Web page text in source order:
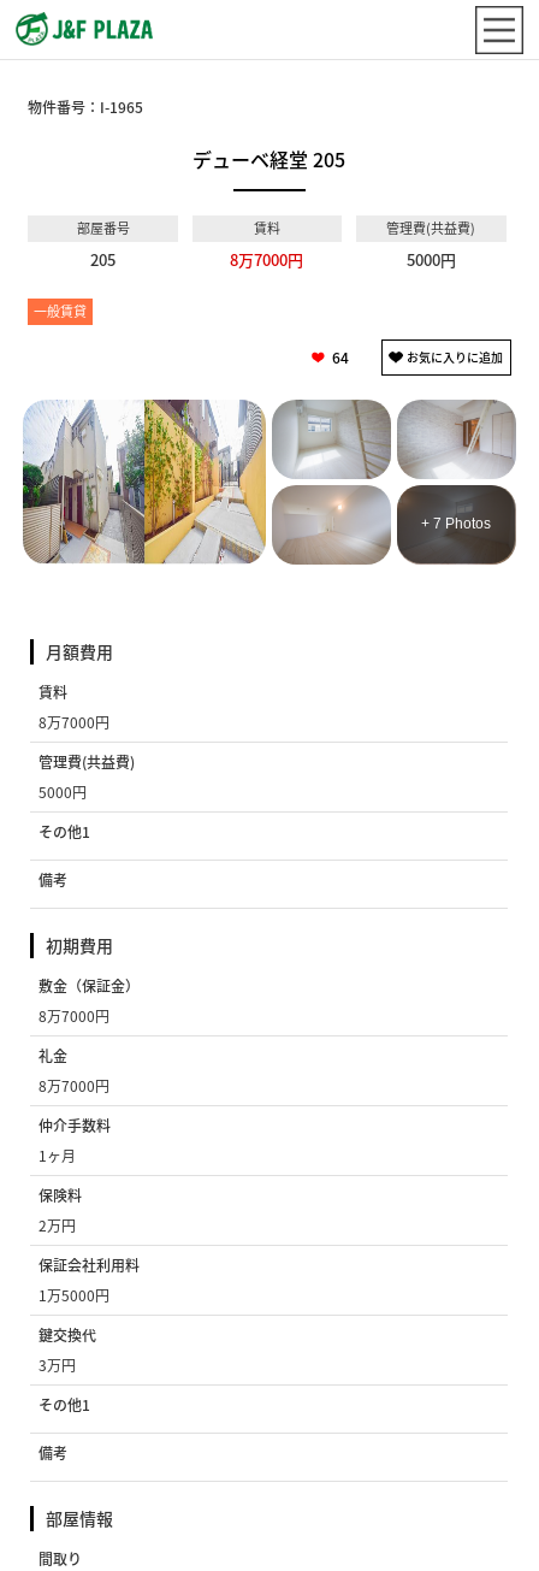
物件番号： I-1965
デューベ経堂 205
部屋番号
205
賃料
8万7000円
管理費(共益費)
5000円
一般賃貸
64
+ 7 Photos
月額費用
賃料
8万7000円
管理費(共益費)
5000円
その他1
備考
初期費用
敷金（保証金）
8万7000円
礼金
8万7000円
仲介手数料
1ヶ月
保険料
2万円
保証会社利用料
1万5000円
鍵交換代
3万円
その他1
備考
部屋情報
間取り